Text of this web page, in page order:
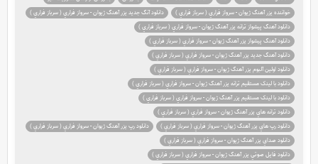
خواننده يزر آهنگ ژيوان - سرواز فراري ( سرباز فراري )
دانلود آنگ جديد يزر آهنگ ژيوان - سرواز فراري ( سرباز فراري )
دانلود آهنگ پيشواز ترانه يزر آهنگ ژيوان - سرواز فراري ( سرباز فراري )
دانلود آهنگ پيشواز يزر آهنگ ژيوان - سرواز فراري ( سرباز فراري )
دانلود آهنگ جديد يزر آهنگ ژيوان - سرواز فراري ( سرباز فراري )
دانلود اولين آلبوم يزر آهنگ ژيوان - سرواز فراري ( سرباز فراري )
دانلود با لينک مستقيم ترانه يزر آهنگ ژيوان - سرواز فراري ( سرباز فراري )
دانلود با لينک مستقيم يزر آهنگ ژيوان - سرواز فراري ( سرباز فراري )
دانلود ترانه هاي يزر آهنگ ژيوان - سرواز فراري ( سرباز فراري )
دانلود رپ هاي يزر آهنگ ژيوان - سرواز فراري ( سرباز فراري )
دانلود رپ يزر آهنگ ژيوان - سرواز فراري ( سرباز فراري )
دانلود صداي يزر آهنگ ژيوان - سرواز فراري ( سرباز فراري )
دانلود فايل صوتي يزر آهنگ ژيوان - سرواز فراري ( سرباز فراري )